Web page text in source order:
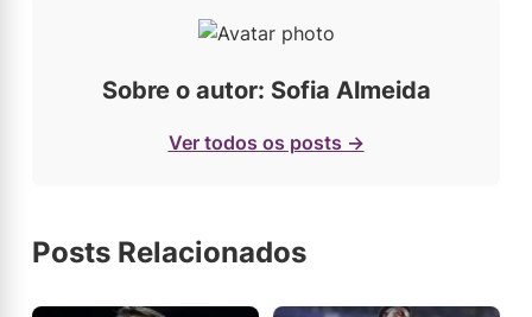
Sobre o autor: Sofia Almeida
Ver todos os posts →
Posts Relacionados